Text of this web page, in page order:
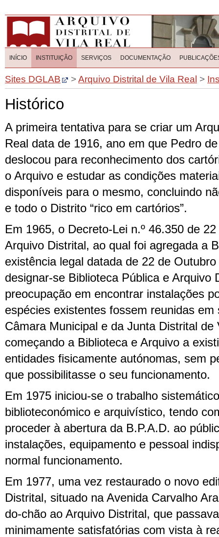
INÍCIO INSTITUIÇÃO SERVIÇOS DOCUMENTAÇÃO
Sites DGLAB >Arquivo Distrital de Vila Real >
Histórico
A primeira tentativa para se criar um
Real data de 1916, ano em que Pedro
deslocou para reconhecimento dos
o Arquivo e estudar as condições
disponíveis para o mesmo, concluindo
e todo o Distrito “rico em cartórios”.
Em 1965, o Decreto-Lei n.º 46.350 de
Arquivo Distrital, ao qual foi agregada a
existência legal datada de 22 de
designar-se Biblioteca Pública e Arquivo
preocupação em encontrar instalações
espécies existentes fossem reunidas
Câmara Municipal e da Junta Distrital de
começando a Biblioteca e Arquivo a
entidades fisicamente autónomas, sem
que possibilitasse o seu funcionamento.
Em 1975 iniciou-se o trabalho
biblioteconómico e arquivístico, tendo
proceder à abertura da B.P.A.D. ao
instalações, equipamento e pessoal
normal funcionamento.
Em 1977, uma vez restaurado o novo
Distrital, situado na Avenida Carvalho
do-chão ao Arquivo Distrital, que
minimamente satisfatórias com vista à